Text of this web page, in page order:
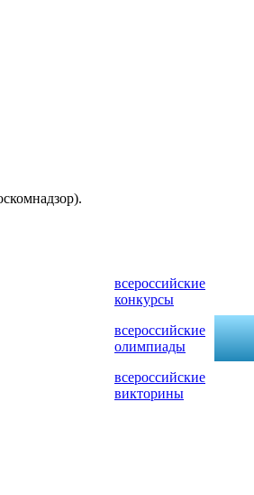
всероссийские
конкурсы
всероссийские
олимпиады
всероссийские
викторины